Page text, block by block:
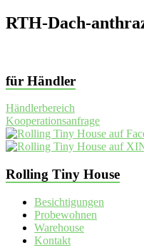
RTH-Dach-
für Händler
Händlerbereich
Kooperationsanfrage
Rolling Tiny House
Besichtigungen
Probewohnen
Warehouse
Kontakt